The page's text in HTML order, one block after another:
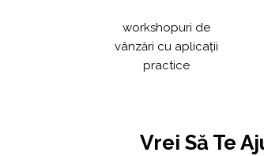
workshopuri de
vânzări cu aplicații
practice
Vrei Să Te